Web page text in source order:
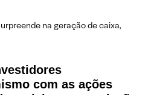
na geração de caixa,
com as ações